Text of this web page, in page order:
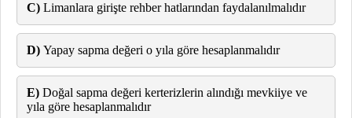
C) Limanlara girişte rehber hatlarından faydalanılmalıdır
D) Yapay sapma değeri o yıla göre hesaplanmalıdır
E) Doğal sapma değeri kerterizlerin alındığı mevkiiye ve
yıla göre hesaplanmalıdır